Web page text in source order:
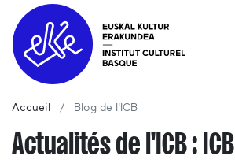
Accueil Blog de l'ICB
Actualités de l'ICB : ICB